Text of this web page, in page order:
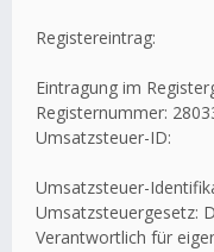
Registereintrag:
Eintragung im
Registernummer:
Umsatzsteuer-ID:
Umsatzsteuer-
Umsatzsteuergesetz:
Verantwortlich für